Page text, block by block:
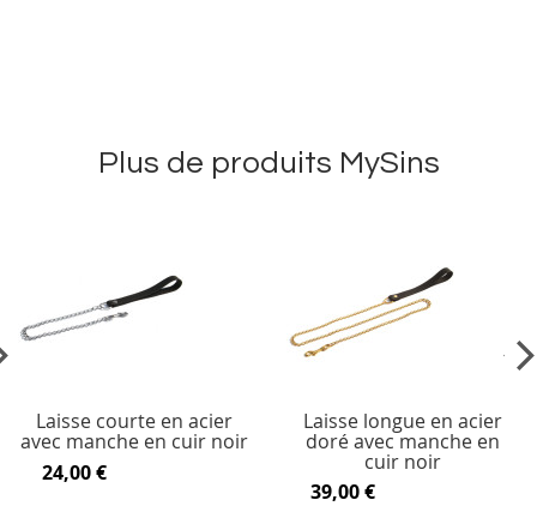
Plus de produits MySins
Laisse courte en acier
avec manche en cuir noir
24,00 €
Laisse longue en acier
doré avec manche en
cuir noir
39,00 €